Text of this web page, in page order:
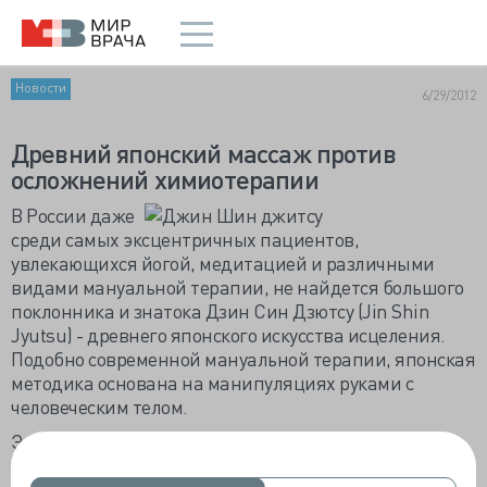
Новости 6/29/2012
Древний японский массаж против
осложнений химиотерапии
В России даже
среди самых эксцентричных пациентов,
увлекающихся йогой, медитацией и различными
видами мануальной терапии, не найдется большого
поклонника и знатока Дзин Син Дзютсу (Jin Shin
Jyutsu) - древнего японского искусства исцеления.
Подобно современной мануальной терапии, японская
методика основана на манипуляциях руками с
человеческим телом.
Это искусство только недавно стало набирать
популярность в западной медицине, что привлекло к